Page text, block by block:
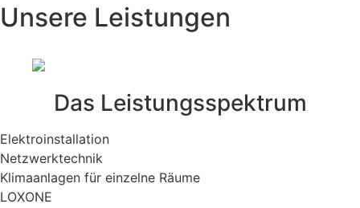
Unsere Leistungen
Das Leistungsspektrum
Elektroinstallation
Netzwerktechnik
Klimaanlagen für einzelne Räume
LOXONE